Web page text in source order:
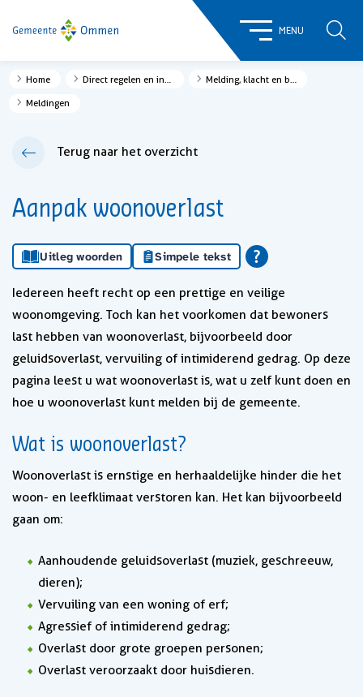
MENU
Home
Meldingen
Terug naar het overzicht
Aanpak woonoverlast
Uitleg woorden Simpele tekst
Iedereen heeft recht op een prettige en veilige
woonomgeving. Toch kan het voorkomen dat bewoners
last hebben van woonoverlast, bijvoorbeeld door
geluidsoverlast, vervuiling of intimiderend gedrag. Op deze
pagina leest u wat woonoverlast is, wat u zelf kunt doen en
hoe u woonoverlast kunt melden bij de gemeente.
Wat is woonoverlast?
Woonoverlast is ernstige en herhaaldelijke hinder die het
woon- en leefklimaat verstoren kan. Het kan bijvoorbeeld
gaan om:
Aanhoudende geluidsoverlast (muziek, geschreeuw,
dieren);
Vervuiling van een woning of erf;
Agressief of intimiderend gedrag;
Overlast door grote groepen personen;
Overlast veroorzaakt door huisdieren.